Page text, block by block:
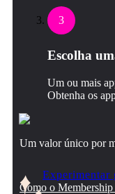
3
Escolha
Um ou mais
Obtenha os
Um valor único por
Experimentar
Como o